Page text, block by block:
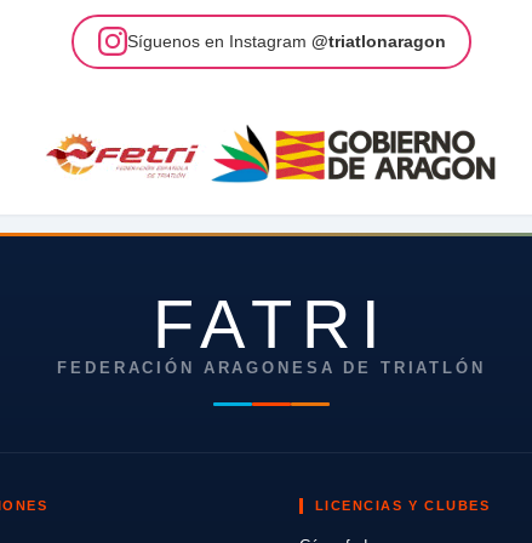
Síguenos en Instagram @triatlonaragon
FATRI
FEDERACIÓN ARAGONESA DE TRIATLÓN
LICENCIAS Y CLUBES